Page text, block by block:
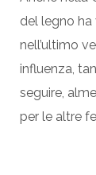
del legno
nell’ultimo
influenza,
seguire,
per le altre